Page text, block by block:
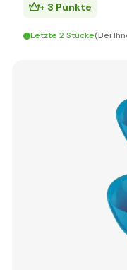
+ 3 Punkte
Letzte 2 Stücke(Bei